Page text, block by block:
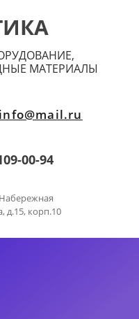
МАТЕРИАЛЫ
00-94
д.15, корп.10